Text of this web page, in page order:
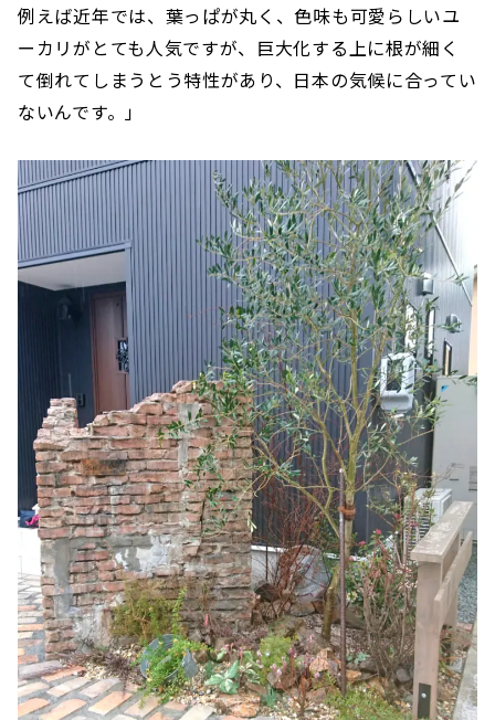
例えば近年では、葉っぱが丸く、色味も可愛らしいユ
ーカリがとても人気ですが、巨大化する上に根が細く
て倒れてしまうとう特性があり、日本の気候に合ってい
ないんです。」